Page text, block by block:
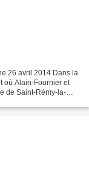
26 avril 2014 Dans la
où Alain-Fournier et
de Saint-Rémy-la-